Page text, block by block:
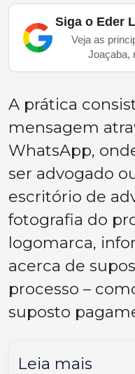
Siga o Eder
Veja as
Joaçaba,
A prática
mensagem
WhatsApp,
ser advogado
escritório de
fotografia do
logomarca,
acerca de
processo –
suposto
Leia mais